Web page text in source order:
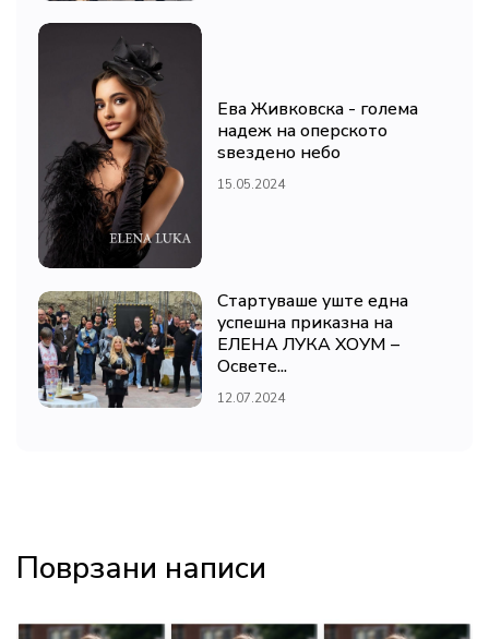
Ева Живковска - голема
надеж на оперското
ѕвездено небо
15.05.2024
Стартуваше уште една
успешна приказна на
ЕЛЕНА ЛУКА ХОУМ –
Освете...
12.07.2024
Поврзани написи